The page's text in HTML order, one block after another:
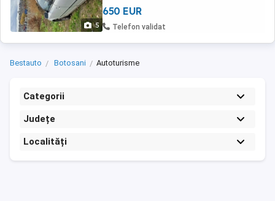
5
650 EUR
Telefon validat
Bestauto Botosani Autoturisme
Categorii
Județe
Localități